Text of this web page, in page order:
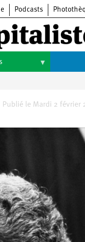
Podcasts
Arts
Publié le Mardi 2 février